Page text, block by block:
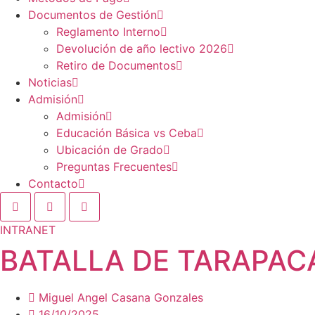
Documentos de Gestión
Reglamento Interno
Devolución de año lectivo 2026
Retiro de Documentos
Noticias
Admisión
Admisión
Educación Básica vs Ceba
Ubicación de Grado
Preguntas Frecuentes
Contacto
INTRANET
BATALLA DE
Miguel Angel Casana Gonzales